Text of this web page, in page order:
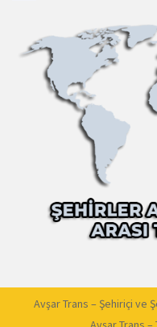
Avşar Trans – Şehiriçi ve